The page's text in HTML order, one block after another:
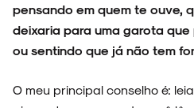
pensando em quem te ouve,
deixaria para uma garota
ou sentindo que já não tem
O meu principal conselho é: